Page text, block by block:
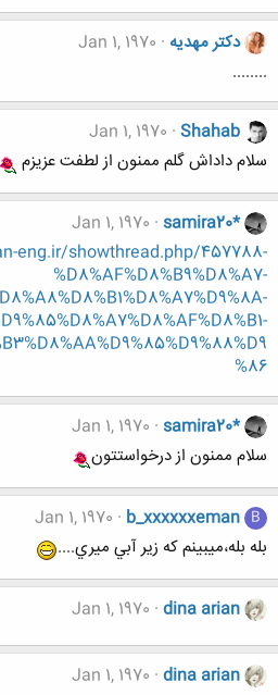
دکتر مهدیه Jan 1, 1970
........
Shahab
Jan 1, 1970
سلام داداش گلم ممنون از لطفت عزیزم
samira20*
Jan 1, 1970
eng.ir/showthread.php/457788-
%D8%AF%D8%B9%D8%A7-
%86
samira20*
Jan 1, 1970
سلام ممنون از درخواستتون
B
b_xxxxxxeman
Jan 1, 1970
بله بله،ميبينم كه زير آبي ميري....
dina arian
Jan 1, 1970
dina arian
Jan 1, 1970